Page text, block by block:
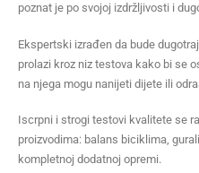
poznat je po svojoj izdržljivosti i
Ekspertski izrađen da bude
prolazi kroz niz testova kako bi se
na njega mogu nanijeti dijete ili
Iscrpni i strogi testovi kvalitete se
proizvodima: balans biciklima,
kompletnoj dodatnoj opremi.